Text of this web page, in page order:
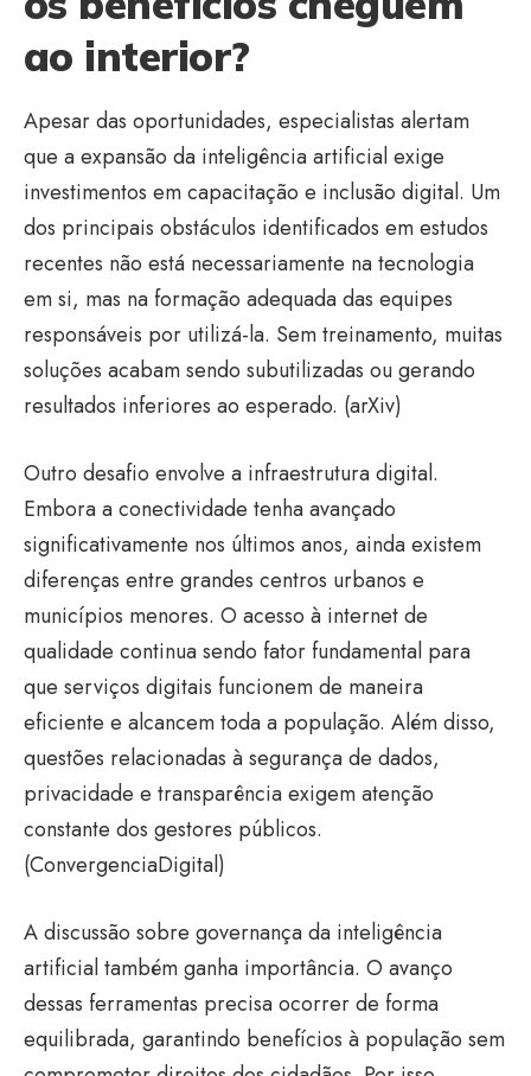
ao interior?
Apesar das oportunidades, especialistas alertam
que a expansão da inteligência artificial exige
investimentos em capacitação e inclusão digital. Um
dos principais obstáculos identificados em estudos
recentes não está necessariamente na tecnologia
em si, mas na formação adequada das equipes
responsáveis por utilizá-la. Sem treinamento, muitas
soluções acabam sendo subutilizadas ou gerando
resultados inferiores ao esperado. (arXiv)
Outro desafio envolve a infraestrutura digital.
Embora a conectividade tenha avançado
significativamente nos últimos anos, ainda existem
diferenças entre grandes centros urbanos e
municípios menores. O acesso à internet de
qualidade continua sendo fator fundamental para
que serviços digitais funcionem de maneira
eficiente e alcancem toda a população. Além disso,
questões relacionadas à segurança de dados,
privacidade e transparência exigem atenção
constante dos gestores públicos.
(ConvergenciaDigital)
A discussão sobre governança da inteligência
artificial também ganha importância. O avanço
dessas ferramentas precisa ocorrer de forma
equilibrada, garantindo benefícios à população sem